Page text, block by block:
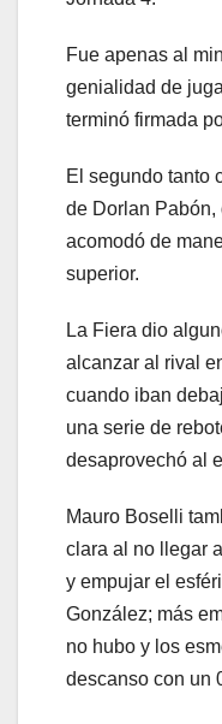
Fue apenas al
genialidad de
terminó firmada
El segundo tanto
de Dorlan Pabón,
acomodó de
superior.
La Fiera dio
alcanzar al rival
cuando iban
una serie de
desaprovechó al
Mauro Boselli
clara al no llegar
y empujar el
González; más
no hubo y los
descanso con un